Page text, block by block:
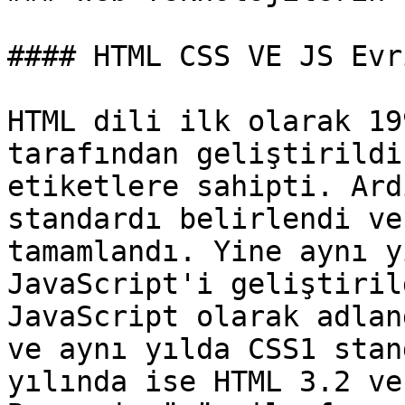
#### HTML CSS VE JS
HTML dili ilk olarak
tarafından
etiketlere sahipti.
standardı belirlendi
tamamlandı. Yine aynı
JavaScript'i
JavaScript olarak
ve aynı yılda CSS1
yılında ise HTML 3.2